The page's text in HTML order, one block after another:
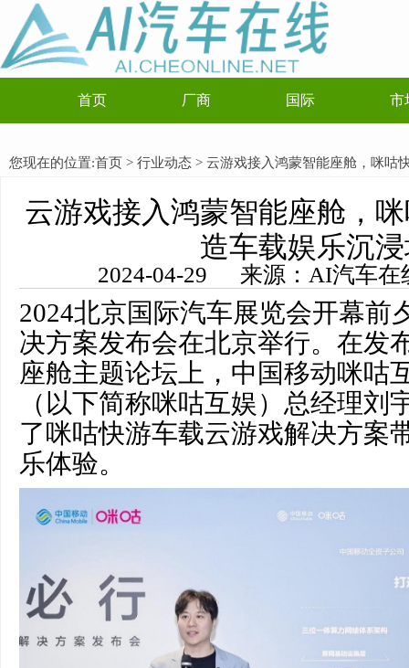
首页 厂商 国际 市
您现在的位置:首页 > 行业动态 > 云游戏接入鸿蒙智能座舱，咪咕
云游戏接入鸿蒙智能座舱，
造车载娱乐沉
2024-04-29 来源：AI汽车
2024北京国际汽车展览会开幕前
决方案发布会在北京举行。在发
座舱主题论坛上，中国移动咪咕
（以下简称咪咕互娱）总经理刘
了咪咕快游车载云游戏解决方案
乐体验。